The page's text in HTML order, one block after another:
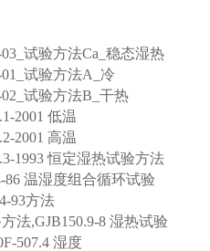
试验方法Ca_稳态湿热
试验方法A_冷
试验方法B_干热
2001低温
2001高温
1993恒定湿热试验方法
86温湿度组合循环试验
93方法
法,GJB150.9-8湿热试验
507.4湿度